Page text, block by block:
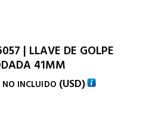
| LLAVE DE GOLPE
41MM
INCLUIDO (USD)